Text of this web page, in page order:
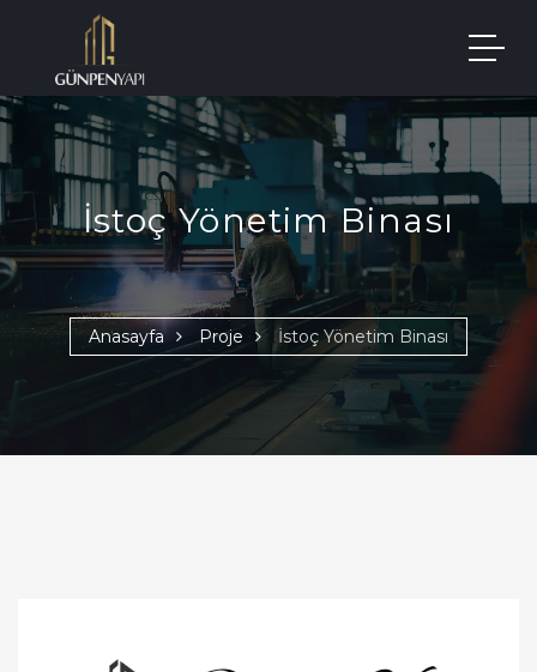
İstoç Yönetim Binası
Anasayfa Proje İstoç Yönetim Binası